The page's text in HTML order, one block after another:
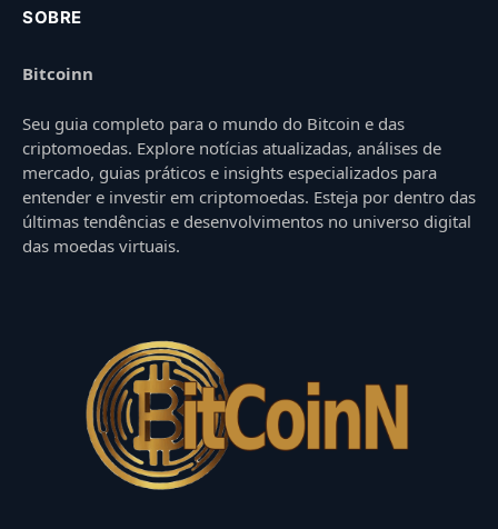
SOBRE
Bitcoinn
Seu guia completo para o mundo do Bitcoin e das
criptomoedas. Explore notícias atualizadas, análises de
mercado, guias práticos e insights especializados para
entender e investir em criptomoedas. Esteja por dentro das
últimas tendências e desenvolvimentos no universo digital
das moedas virtuais.